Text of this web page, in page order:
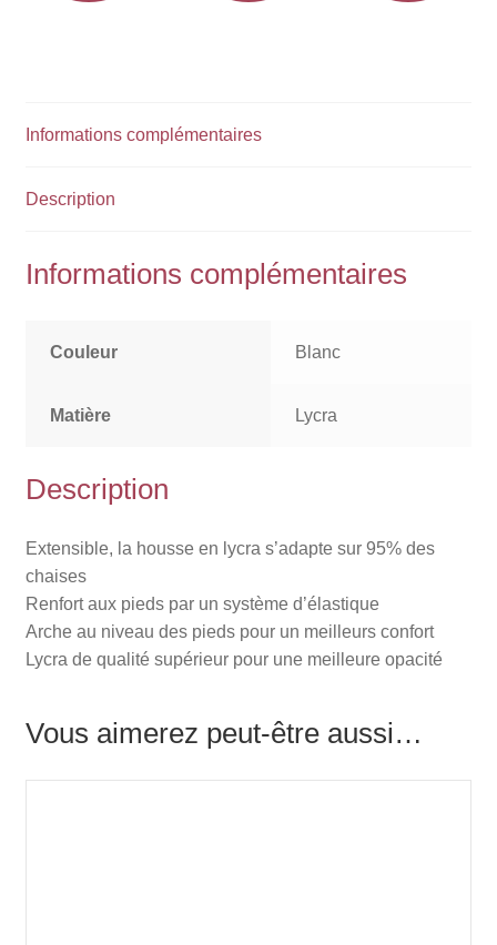
Informations complémentaires
Description
Informations complémentaires
Couleur Blanc
Matière Lycra
Description
Extensible, la housse en lycra s’adapte sur 95% des
chaises
Renfort aux pieds par un système d’élastique
Arche au niveau des pieds pour un meilleurs confort
Lycra de qualité supérieur pour une meilleure opacité
Vous aimerez peut-être aussi…